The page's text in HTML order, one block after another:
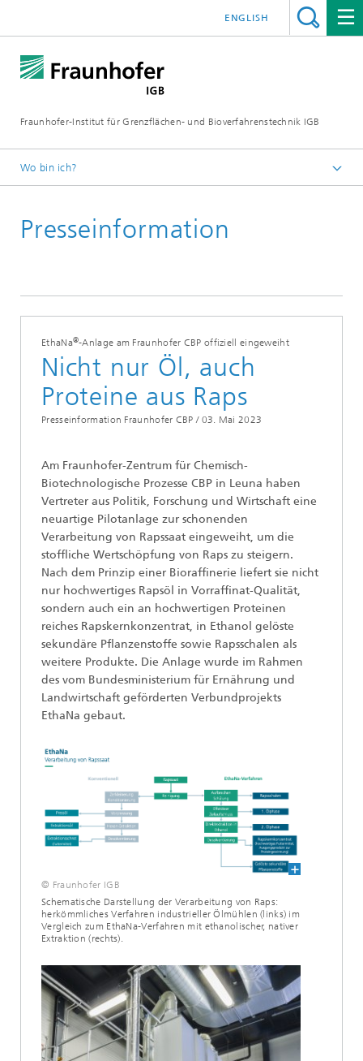
Fraunhofer-Institut für Grenzflächen- und Bioverfahrenstechnik IGB
ENGLISH
Wo bin ich?
Presse / News
Presseinformation
EthaNa®-Anlage am Fraunhofer CBP offiziell eingeweiht
Nicht nur Öl, auch
Proteine aus Raps
Presseinformation Fraunhofer CBP / 03. Mai 2023
Am Fraunhofer-Zentrum für Chemisch-
Biotechnologische Prozesse CBP in Leuna haben
Vertreter aus Politik, Forschung und Wirtschaft eine
neuartige Pilotanlage zur schonenden
Verarbeitung von Rapssaat eingeweiht, um die
stoffliche Wertschöpfung von Raps zu steigern.
Nach dem Prinzip einer Bioraffinerie liefert sie nicht
nur hochwertiges Rapsöl in Vorraffinat-Qualität,
sondern auch ein an hochwertigen Proteinen
reiches Rapskernkonzentrat, in Ethanol gelöste
sekundäre Pflanzenstoffe sowie Rapsschalen als
weitere Produkte. Die Anlage wurde im Rahmen
des vom Bundesministerium für Ernährung und
Landwirtschaft geförderten Verbundprojekts
EthaNa gebaut.
© Fraunhofer IGB
Schematische Darstellung der Verarbeitung von Raps:
herkömmliches Verfahren industrieller Ölmühlen (links) im
Vergleich zum EthaNa-Verfahren mit ethanolischer, nativer
Extraktion (rechts).